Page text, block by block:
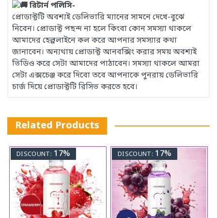
রিটার্ন পলিসি-
প্রোডাক্টটি অবশ্যই ডেলিভারি ম্যানের সামনে দেখে-বুঝে
নিবেন। প্রোডাক্ট পছন্দ না হলে কিংবা কোন সমস্যা থাকলে
আমাদের হেল্পলাইনে কল করে আপনার সমস্যার কথা
জানাবেন। অন্যথায় প্রোডাক্ট আনবক্সিং করার সময় অবশ্যই
ভিডিও করে সেটা আমাদের পাঠাবেন। সমস্যা থাকলে আমরা
সেটা এক্সচেঞ্জ করে দিবো তবে আপনাকে পুনরায় ডেলিভারি
চার্জ দিয়ে প্রোডাক্টটি রিসিভ করতে হবে।
Related Products
DISCOUNT: 17% DISCOUNT: 17%